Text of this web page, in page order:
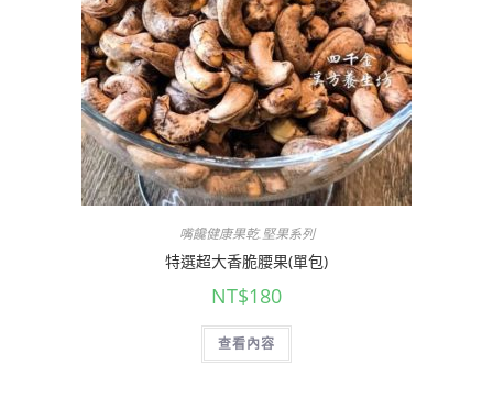
嘴饞健康果乾.堅果系列
特選超大香脆腰果(單包)
NT$180
查看內容